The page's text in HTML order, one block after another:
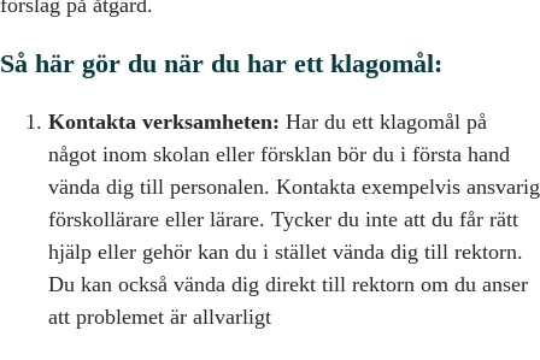
förslag på åtgärd.
Så här gör du när du har ett klagomål:
Kontakta verksamheten: Har du ett klagomål på
något inom skolan eller försklan bör du i första hand
vända dig till personalen. Kontakta exempelvis ansvarig
förskollärare eller lärare. Tycker du inte att du får rätt
hjälp eller gehör kan du i stället vända dig till rektorn.
Du kan också vända dig direkt till rektorn om du anser
att problemet är allvarligt